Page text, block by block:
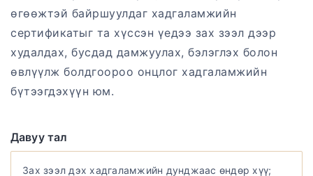
өгөөжтэй байршуулдаг хадгаламжийн
сертификатыг та хүссэн үедээ зах зээл дээр
худалдах, бусдад дамжуулах, бэлэглэх болон
өвлүүлж болдгоороо онцлог хадгаламжийн
бүтээгдэхүүн юм.
Давуу тал
Зах зээл дэх хадгаламжийн дунджаас өндөр хүү;